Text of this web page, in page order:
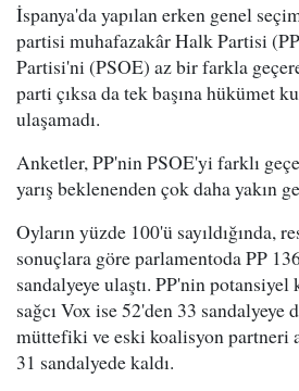
İspanya'da yapılan erken genel
partisi muhafazakâr Halk Partisi
Partisi'ni (PSOE) az bir farkla
parti çıksa da tek başına hükümet
ulaşamadı.
Anketler, PP'nin PSOE'yi farklı
yarış beklenenden çok daha yakın
Oyların yüzde 100'ü sayıldığında,
sonuçlara göre parlamentoda PP
sandalyeye ulaştı. PP'nin potansiyel
sağcı Vox ise 52'den 33 sandalyeye
müttefiki ve eski koalisyon partneri
31 sandalyede kaldı.